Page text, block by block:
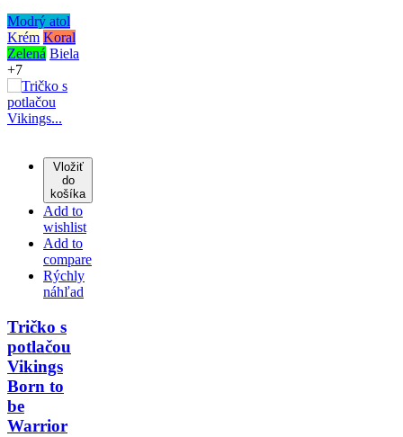
Modrý atol
Krém Koral
Zelená Biela
+7
Vložiť
do
košíka
Add to
wishlist
Add to
compare
Rýchly
náhľad
Tričko s
potlačou
Vikings
Born to
be
Warrior